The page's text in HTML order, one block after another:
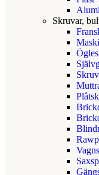
Skruvar,